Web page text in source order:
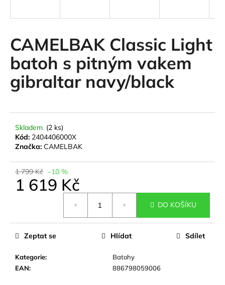
CAMELBAK Classic Light
batoh s pitným vakem
gibraltar navy/black
Skladem (2 ks)
Kód: 2404406000X
Značka: CAMELBAK
1 799 Kč –10 %
1 619 Kč
DO KOŠÍKU
Kategorie:
Batohy
EAN: 886798059006
Zeptat se Hlídat Sdílet
í
t
?
D
o
č
u
m